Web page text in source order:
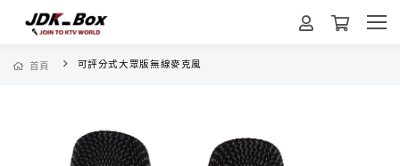
首頁 可評分式大眾版無線麥克風